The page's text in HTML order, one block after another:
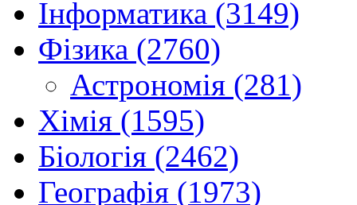
Інформатика (3149)
Фізика (2760)
Астрономія (281)
Хімія (1595)
Біологія (2462)
Географія (1973)